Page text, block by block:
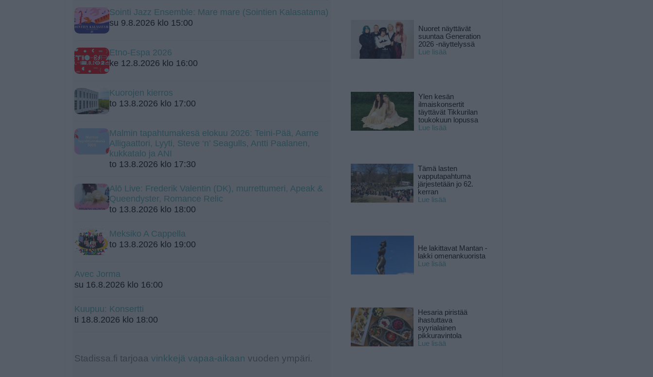
Sointi Jazz Ensemble: Mare mare (Sointien Kalasatama)
su 9.8.2026 klo 15:00
Etno-Espa 2026
ke 12.8.2026 klo 16:00
Kuorojen kierros
to 13.8.2026 klo 17:00
Malmin tapahtumakesä elokuu 2026: Teini-Pää, Aarne
Alligaattori, Lyyti, Steve ‘n’ Seagulls, Antti Paalanen,
kukkatalo ja ANI
to 13.8.2026 klo 17:30
Alō Live: Frederik Valentin (DK), murrettumeri, Apeak &
Queendyster, Romance Relic
to 13.8.2026 klo 18:00
Meksiko A Cappella
to 13.8.2026 klo 19:00
Avec Jorma
su 16.8.2026 klo 16:00
Kuupuu: Konsertti
ti 18.8.2026 klo 18:00
Stadissa.fi tarjoaa vinkkejä vapaa-aikaan vuoden ympäri.
Nuoret näyttävät
suuntaa Generation
2026 -näyttelyssä
Lue lisää
Ylen kesän
ilmaiskonsertit
täyttävät Tikkurilan
toukokuun lopussa
Lue lisää
Tämä lasten
vapputapahtuma
järjestetään jo 62.
kerran
Lue lisää
He lakittavat Mantan -
lakki omenankuorista
Lue lisää
Hesaria piristää
ihastuttava
syyrialainen
pikkuravintola
Lue lisää